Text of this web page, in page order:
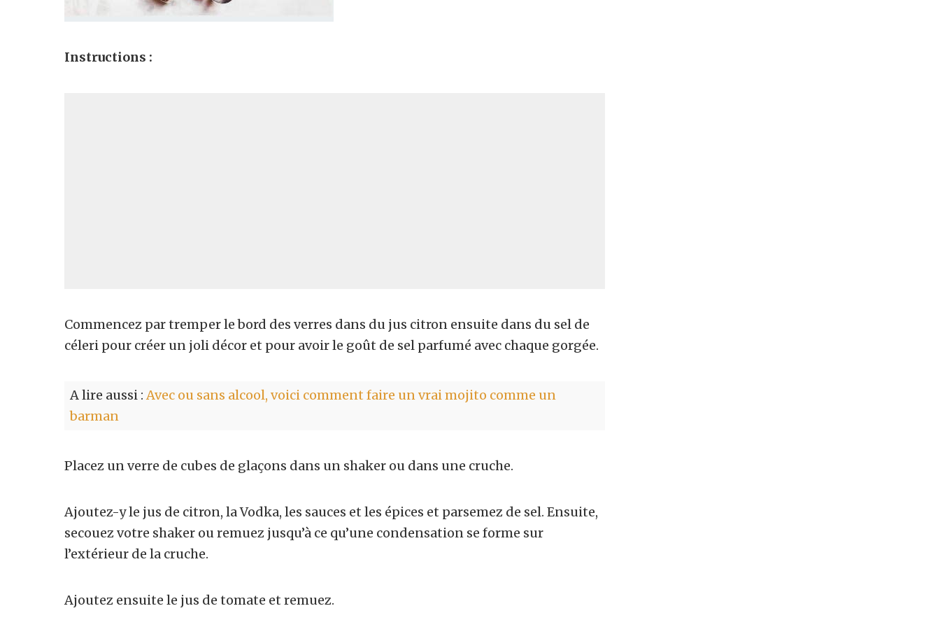
Instructions :
Commencez par tremper le bord des verres dans du jus citron ensuite dans du sel de
céleri pour créer un joli décor et pour avoir le goût de sel parfumé avec chaque gorgée.
A lire aussi : Avec ou sans alcool, voici comment faire un vrai mojito comme un
barman
Placez un verre de cubes de glaçons dans un shaker ou dans une cruche.
Ajoutez-y le jus de citron, la Vodka, les sauces et les épices et parsemez de sel. Ensuite,
secouez votre shaker ou remuez jusqu’à ce qu’une condensation se forme sur
l’extérieur de la cruche.
Ajoutez ensuite le jus de tomate et remuez.